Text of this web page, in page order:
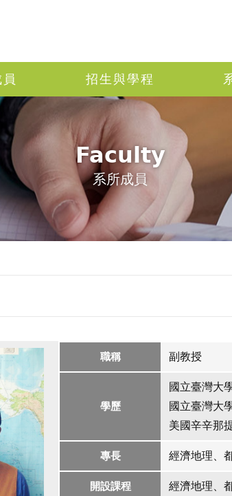
招生與學程
Faculty
系所成員
職稱 副教授
學歷
國立臺灣大
國立臺灣大
美國辛辛那
專長 經濟地理、
開設課程 經濟地理、